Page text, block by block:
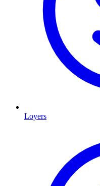
Loyers